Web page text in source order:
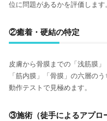
位に問題があるかを評価します
②癒着・硬結の特定
皮膚から骨膜までの「浅筋膜
「筋内膜」「骨膜」の六層の
動作テストで見極めます。
③施術（徒手によるアプロ